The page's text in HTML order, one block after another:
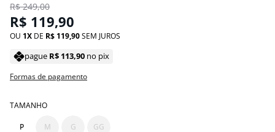
R$ 249,00
R$ 119,90
OU 1 DE R$ 119,90SEM JUROS
pague R$ 113,90 no pix
Formas de pagamento
TAMANHO
P M G GG